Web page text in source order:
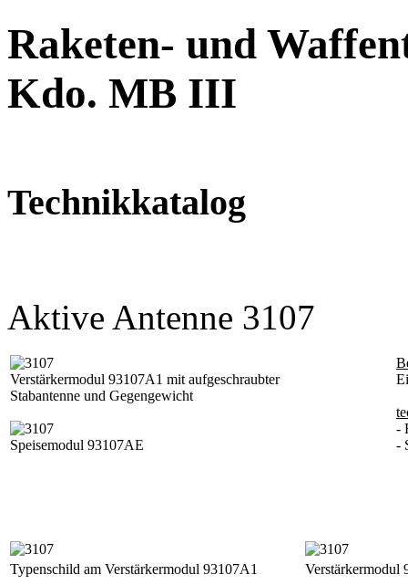
Raketen- und
Kdo. MB III
Technikkatalog
Aktive Antenne 3107
Verstärkermodul 93107A1 mit aufgeschraubter
Stabantenne und Gegengewicht
Speisemodul 93107AE
-
-
Typenschild am Verstärkermodul 93107A1 Verstärkermodul